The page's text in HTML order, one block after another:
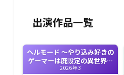
出演作品一覧
ヘルモード ～やり込み好きの
ゲーマーは廃設定の異世界で
無双する～ 2nd Season
2026年3